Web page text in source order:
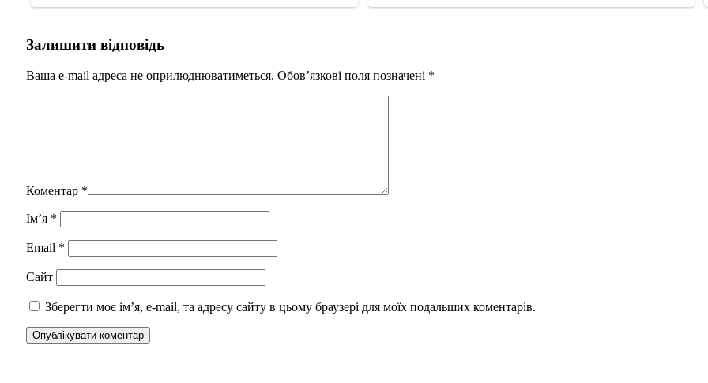
Залишити відповідь
Ваша e-mail адреса не оприлюднюватиметься. Обов’язкові поля позначені *
Коментар *
Ім’я *
Email *
Сайт
Зберегти моє ім’я, e-mail, та адресу сайту в цьому браузері для моїх подальших коментарів.